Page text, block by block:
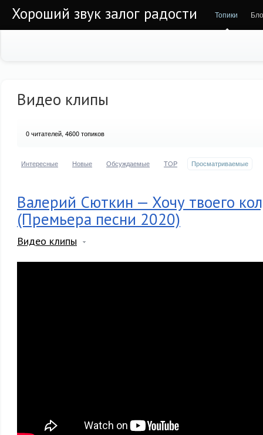
Хороший звук залог радости Топики
Видео клипы
0читателей, 4600 топиков
Интересные Новые Обсуждаемые TOP Просматриваемые
Валерий Сюткин — Хочу твоего
(Премьера песни 2020)
Видео клипы